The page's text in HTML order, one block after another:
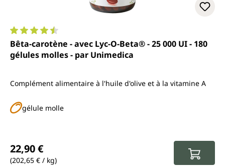
Note moyenne de 4.6 sur 5 étoiles
Bêta-carotène - avec Lyc-O-Beta® - 25 000 UI - 180
gélules molles - par Unimedica
Complément alimentaire à l'huile d'olive et à la vitamine A
gélule molle
22,90 €
(202,65 € / kg)